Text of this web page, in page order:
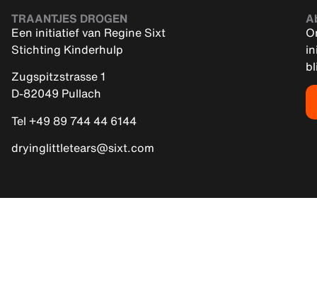
TRAANTJES DROGEN
Een initiatief van Regine Sixt
Stichting Kinderhulp
Zugspitzstrasse 1
D-82049 Pullach
Tel +49 89 744 44 6144
dryinglittletears@sixt.com